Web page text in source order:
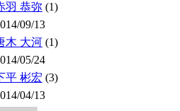
羽 恭弥 (1)
09/13
木 大河 (1)
05/24
平 彬宏 (3)
04/13